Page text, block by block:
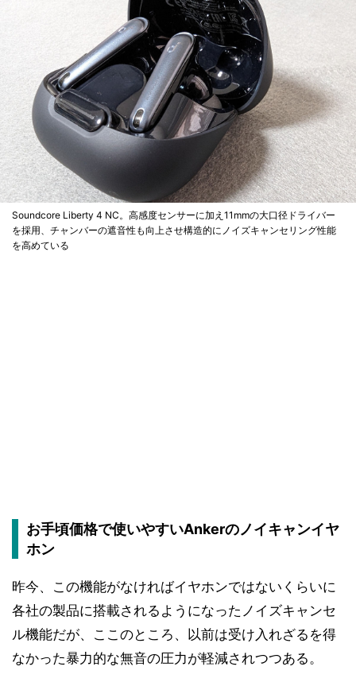
Soundcore Liberty 4 NC。高感度センサーに加え11mmの大口径ドライバー
を採用、チャンバーの遮音性も向上させ構造的にノイズキャンセリング性能
を高めている
お手頃価格で使いやすいAnkerのノイキャンイヤ
ホン
昨今、この機能がなければイヤホンではないくらいに
各社の製品に搭載されるようになったノイズキャンセ
ル機能だが、ここのところ、以前は受け入れざるを得
なかった暴力的な無音の圧力が軽減されつつある。